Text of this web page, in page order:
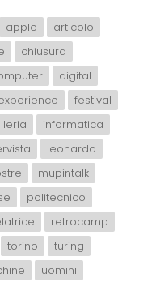
apple
articolo
chiusura
digital
festival
informatica
leonardo
mupintalk
politecnico
retrocamp
torino
turing
uomini